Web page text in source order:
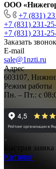
ООО
+7 (831)
+7 (831) 231-
+7 (831) 231-
Заказать звонок
E-mail
sale@1nzti.ru
Адрес
603107,
Режим работы
Пн. – Пт.: с
Быстрая заявка
Каталог